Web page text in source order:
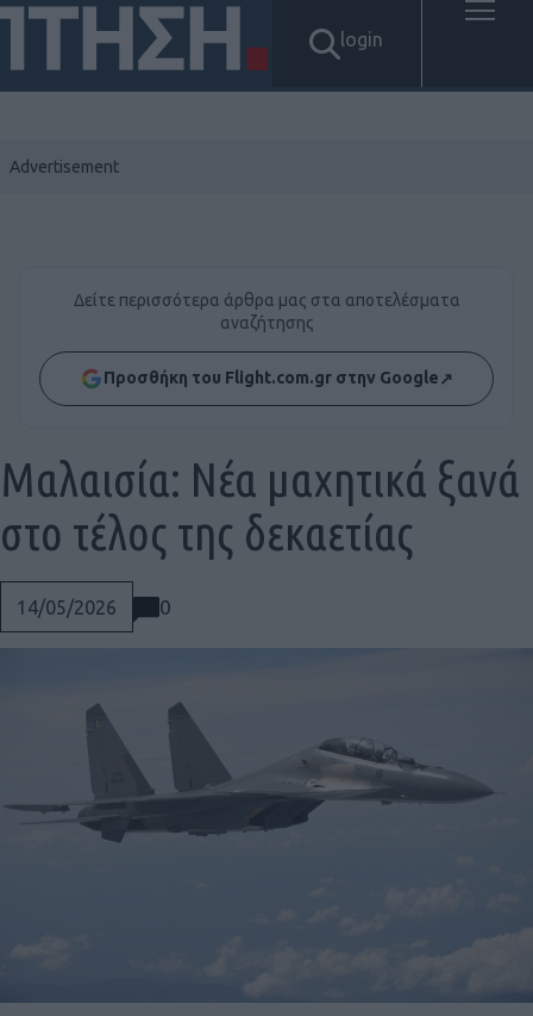
login
Δείτε περισσότερα άρθρα μας στα αποτελέσματα
αναζήτησης
Προσθήκη του Flight.com.gr στην Google↗
14/05/2026 0
Μαλαισία: Νέα μαχητικά ξανά
στο τέλος της δεκαετίας